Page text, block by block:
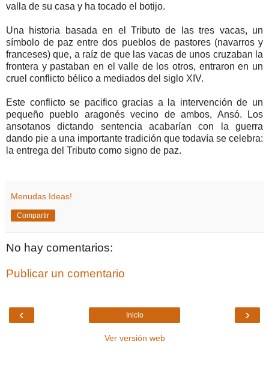
valla de su casa y ha tocado el botijo.
Una historia basada en el Tributo de las tres vacas, un
símbolo de paz entre dos pueblos de pastores (navarros y
franceses) que, a raíz de que las vacas de unos cruzaban la
frontera y pastaban en el valle de los otros, entraron en un
cruel conflicto bélico a mediados del siglo XIV.
Este conflicto se pacifico gracias a la intervención de un
pequeño pueblo aragonés vecino de ambos, Ansó. Los
ansotanos dictando sentencia acabarían con la guerra
dando pie a una importante tradición que todavía se celebra:
la entrega del Tributo como signo de paz.
Menudas Ideas!
Compartir
No hay comentarios:
Publicar un comentario
‹ ›
Inicio
Ver versión web